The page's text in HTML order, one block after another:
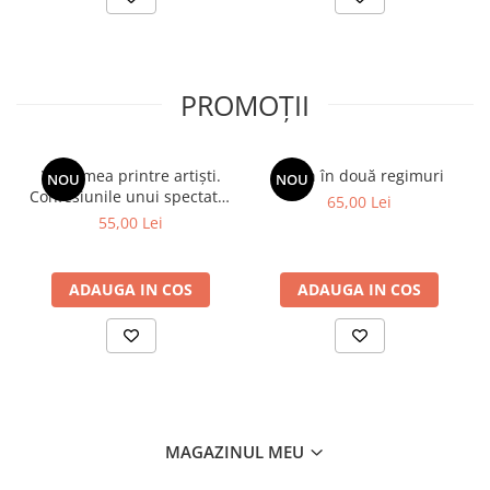
PROMOȚII
NOU
Viața mea printre artiști.
Confesiunile unui spectator
fidel
55,00 Lei
ADAUGA IN COS
NOU
Spion în două regimuri
65,00 Lei
ADAUGA IN COS
MAGAZINUL MEU